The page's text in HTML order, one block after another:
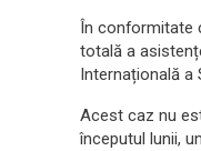
În conformitate
totală a
Internațională a
Acest caz nu
începutul lunii,